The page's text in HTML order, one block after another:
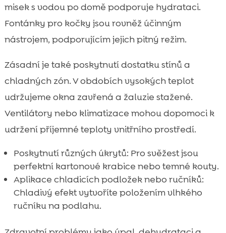
misek s vodou po domě podporuje hydrataci.
Fontánky pro kočky jsou rovněž účinným
nástrojem, podporujícím jejich pitný režim.
Zásadní je také poskytnutí dostatku stínů a
chladných zón. V obdobích vysokých teplot
udržujeme okna zavřená a žaluzie stažené.
Ventilátory nebo klimatizace mohou dopomoci k
udržení příjemné teploty vnitřního prostředí.
Poskytnutí různých úkrytů: Pro svěžest jsou
perfektní kartonové krabice nebo temné kouty.
Aplikace chladicích podložek nebo ručníků:
Chladivý efekt vytvoříte položením vlhkého
ručníku na podlahu.